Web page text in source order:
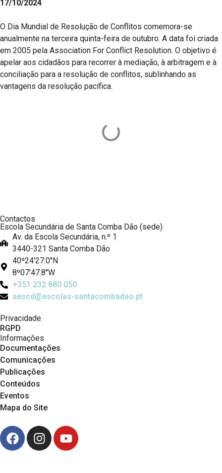
17/10/2024
O Dia Mundial de Resolução de Conflitos comemora-se
anualmente na terceira quinta-feira de outubro. A data foi criada
em 2005 pela Association For Conflict Resolution. O objetivo é
apelar aos cidadãos para recorrer à mediação, à arbitragem e à
conciliação para a resolução de conflitos, sublinhando as
vantagens da resolução pacífica.
Contactos
Escola Secundária de Santa Comba Dão (sede)
Av. da Escola Secundária, n.º 1
3440-321 Santa Comba Dão
40º24'27.0''N
8º07'47.8''W
+351 232 880 050
aescd@escolas-santacombadao.pt
Privacidade
RGPD
Informações
Documentações
Comunicações
Publicações
Conteúdos
Eventos
Mapa do Site